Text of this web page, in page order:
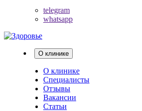
telegram
whatsapp
О клинике
О клинике
Специалисты
Отзывы
Вакансии
Статьи